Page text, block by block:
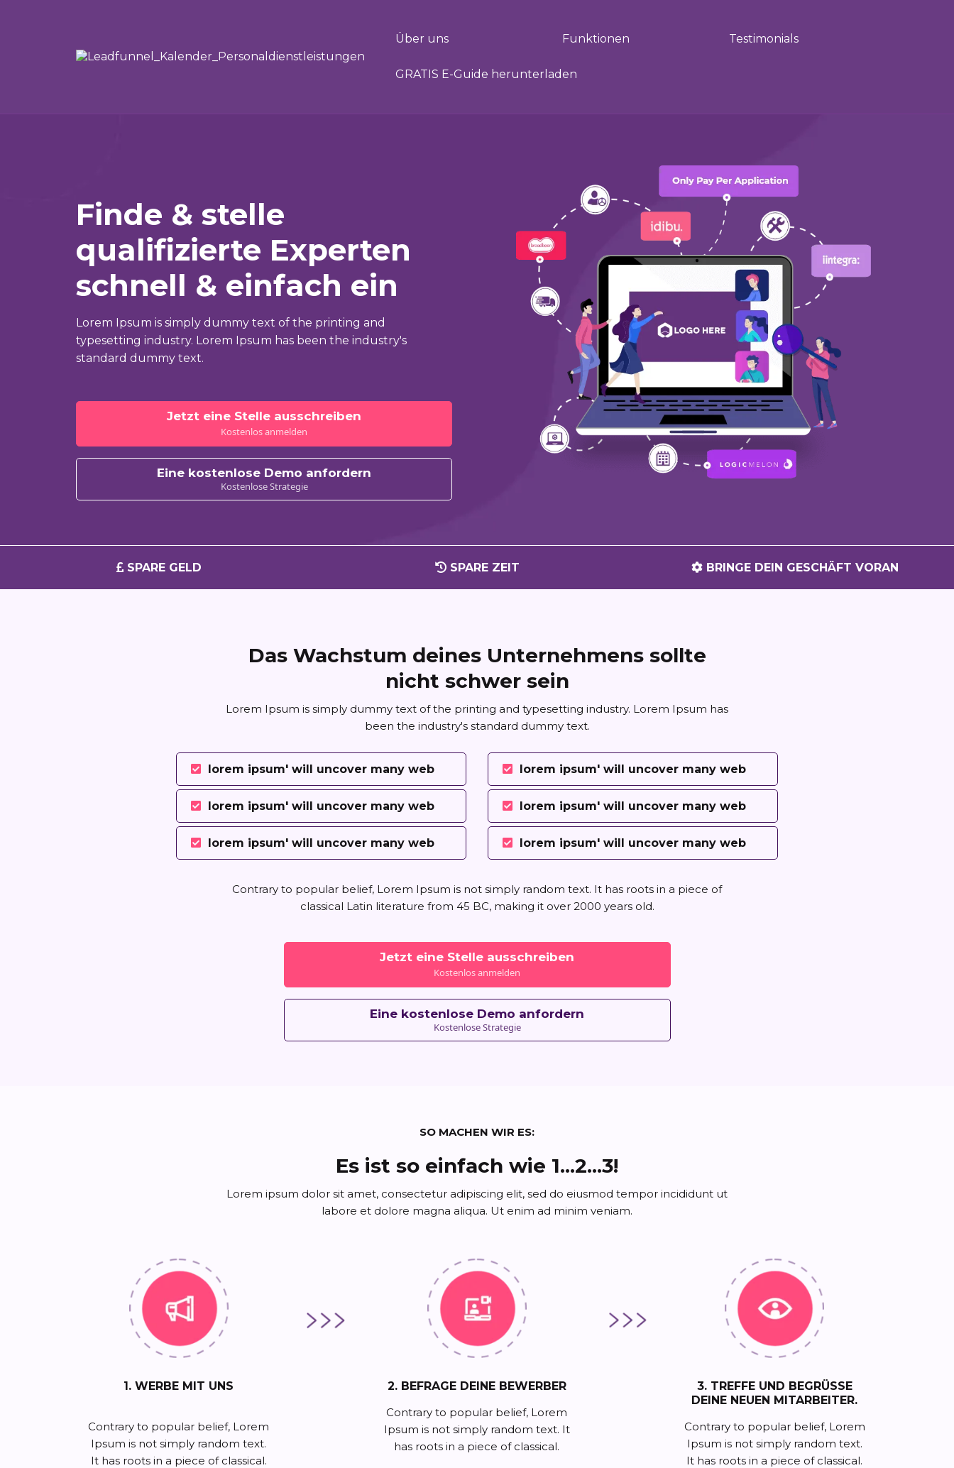
Über uns Funktionen Testimonials
GRATIS E-Guide herunterladen
Finde & stelle
qualifizierte Experten
schnell & einfach ein
Lorem Ipsum is simply dummy text of the printing and
typesetting industry. Lorem Ipsum has been the industry's
standard dummy text.
Jetzt eine Stelle ausschreiben
Kostenlos anmelden
Eine kostenlose Demo anfordern
Kostenlose Strategie
SPARE GELD SPARE ZEIT BRINGE DEIN GESCHÄFT VORAN
Das Wachstum deines Unternehmens sollte
nicht schwer sein
Lorem Ipsum is simply dummy text of the printing and typesetting industry. Lorem Ipsum has
been the industry's standard dummy text.
lorem ipsum' will uncover many web
lorem ipsum' will uncover many web
lorem ipsum' will uncover many web
lorem ipsum' will uncover many web
lorem ipsum' will uncover many web
lorem ipsum' will uncover many web
Contrary to popular belief, Lorem Ipsum is not simply random text. It has roots in a piece of
classical Latin literature from 45 BC, making it over 2000 years old.
Jetzt eine Stelle ausschreiben
Kostenlos anmelden
Eine kostenlose Demo anfordern
Kostenlose Strategie
SO MACHEN WIR ES:
Es ist so einfach wie 1...2...3!
Lorem ipsum dolor sit amet, consectetur adipiscing elit, sed do eiusmod tempor incididunt ut
labore et dolore magna aliqua. Ut enim ad minim veniam.
1. WERBE MIT UNS
Contrary to popular belief, Lorem
Ipsum is not simply random text.
It has roots in a piece of classical.
2. BEFRAGE DEINE BEWERBER
Contrary to popular belief, Lorem
Ipsum is not simply random text. It
has roots in a piece of classical.
3. TREFFE UND BEGRÜSSE
DEINE NEUEN MITARBEITER.
Contrary to popular belief, Lorem
Ipsum is not simply random text.
It has roots in a piece of classical.